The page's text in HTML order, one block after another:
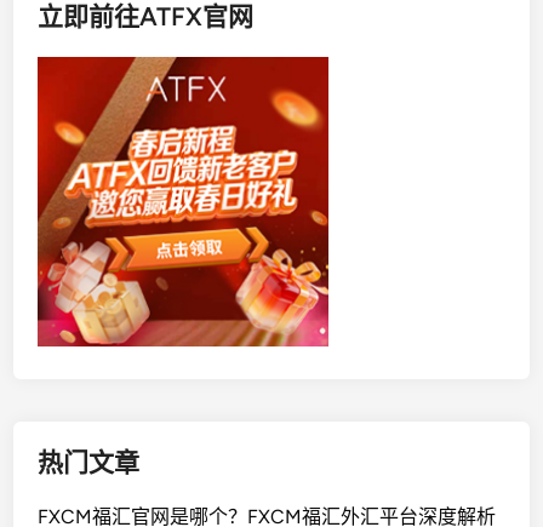
立即前往ATFX官网
热门文章
FXCM福汇官网是哪个？FXCM福汇外汇平台深度解析